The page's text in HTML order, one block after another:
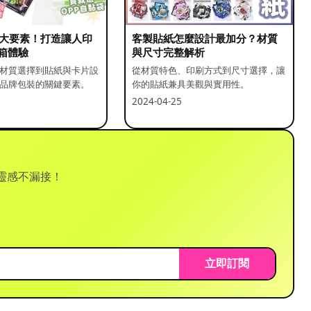
要素！打造讓人印
體驗
質選擇到貼紙與卡片設
牌包裝的關鍵要素。
客製貼紙怎麼設計最加分？材質
與尺寸完整解析
從材質特色、印刷方式到尺寸選擇，讓
你的貼紙兼具美觀與實用性。
2024-04-25
不漏接！
立即訂閱